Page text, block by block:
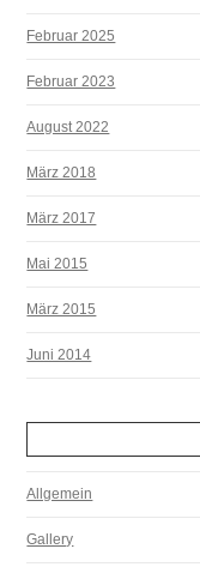
Februar 2025
Februar 2023
August 2022
März 2018
März 2017
Mai 2015
März 2015
Juni 2014
Allgemein
Gallery